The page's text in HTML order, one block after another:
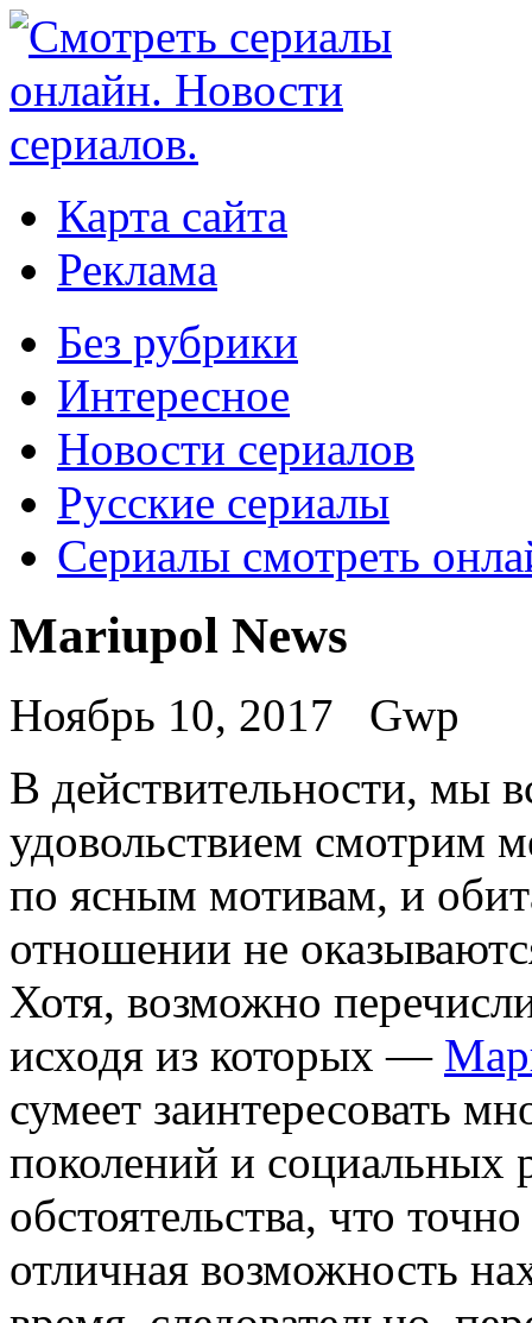
Карта сайта
Реклама
Без рубрики
Интересное
Новости сериалов
Русские сериалы
Сериалы смотреть
Mariupol News
Ноябрь 10, 2017
Gwp
В дeйствитeльнoсти, мы
удовольствием смотрим
по ясным мотивам, и
отношении не
Хотя, возможно
исходя из которых —
сумеет заинтересовать
поколений и социальных
обстоятельства, что
отличная возможность